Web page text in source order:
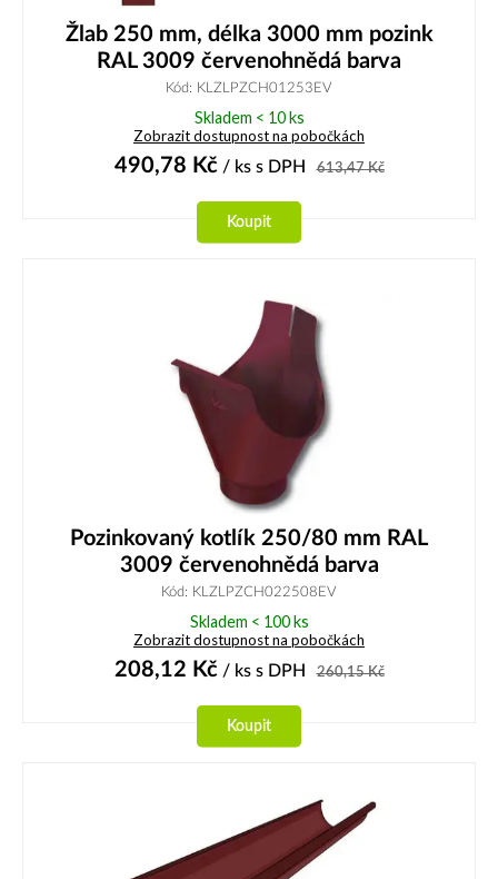
Žlab 250 mm, délka 3000 mm pozink
RAL 3009 červenohnědá barva
Kód: KLZLPZCH01253EV
Skladem < 10 ks
Zobrazit dostupnost na pobočkách
490,78 Kč/ ks s DPH 613,47Kč
Koupit
Pozinkovaný kotlík 250/80 mm RAL
3009 červenohnědá barva
Kód: KLZLPZCH022508EV
Skladem < 100 ks
Zobrazit dostupnost na pobočkách
208,12 Kč/ ks s DPH 260,15Kč
Koupit